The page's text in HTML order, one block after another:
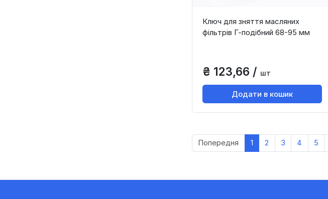
Ключ для зняття масляних
фільтрів Г-подібний 68-95 мм
₴ 123,66 / шт
Додати в кошик
Попередня 1 2 3 4 5